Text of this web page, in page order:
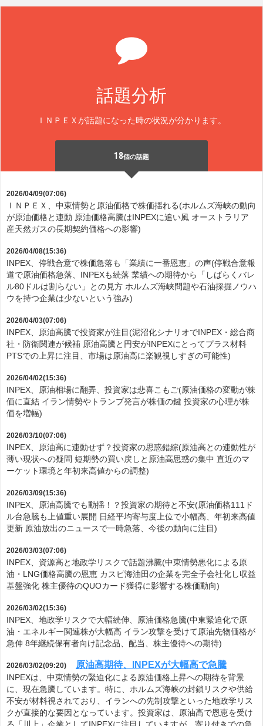
話題分析
ＩＮＰＥＸが話題になった時の状況が分かります。
18個の話題
2026/04/09(07:06)
ＩＮＰＥＸ、中東情勢と原油価格で株価揺れる(ホルムズ海峡の動向
が原油価格と連動 原油価格高騰はINPEXに追い風 オーストラリア
産天然ガスの長期契約価格への影響)
2026/04/08(15:36)
INPEX、停戦合意で株価急落も「業績に一番恩恵」の声(停戦合意報
道で原油価格急落、INPEXも続落 業績への期待から「しばらくバレ
ル80ドルは割らない」との見方 ホルムズ海峡問題や石油採掘ノウハ
ウを持つ企業は少ないという強み)
2026/04/03(07:06)
INPEX、原油高騰で投資家が注目(泥沼化シナリオでINPEX・総合商
社・防衛関連が候補 原油高騰と円安がINPEXにとってプラス材料
PTSでの上昇に注目、市場は原油高に楽観視しすぎの可能性)
2026/04/02(15:36)
INPEX、原油相場に翻弄、投資家は悲喜こもご(原油価格の変動が株
価に直結 イラン情勢やトランプ発言が株価の鍵 投資家の心理が株
価を増幅)
2026/03/10(07:06)
INPEX、原油高に連動せず？投資家の思惑錯綜(原油高との連動性が
薄い現状への疑問 短期勢の買い戻しと原油高思惑の集中 直近のマ
ーケット環境と年初来高値からの調整)
2026/03/09(15:36)
INPEX、原油高騰でも動揺！？投資家の期待と不安(原油価格111ド
ル台急騰も上値重い展開 日経平均寄与度上位で小幅高、年初来高値
更新 原油放出のニュースで一時急落、今後の動向に注目)
2026/03/03(07:06)
INPEX、資源高と地政学リスクで話題沸騰(中東情勢悪化による原
油・LNG価格高騰の恩恵 カスピ海油田の企業を完全子会社化し収益
基盤強化 株主優待のQUOカード獲得に影響する株価動向)
2026/03/02(15:36)
INPEX、地政学リスクで大幅続伸、原油価格急騰(中東緊迫化で原
油・エネルギー関連株が大幅高 イラン攻撃を受けて原油先物価格が
急伸 8年継続保有者向け記念品、配当、株主優待への期待)
2026/03/02(09:20) 原油高期待、INPEXが大幅高で急騰
INPEXは、中東情勢の緊迫化による原油価格上昇への期待を背景
に、現在急騰しています。特に、ホルムズ海峡の封鎖リスクや供給
不安が材料視されており、イランへの先制攻撃といった地政学リス
クが直接的な要因となっています。投資家は、原油高で恩恵を受け